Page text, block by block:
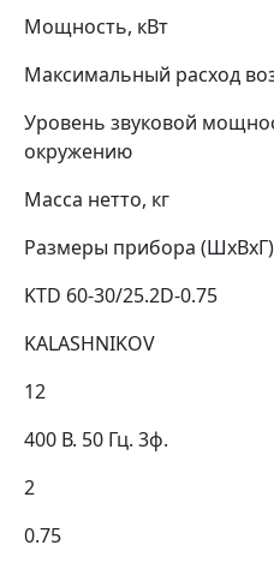
Мощность, кВт
Максимальный расход
Уровень звуковой
окружению
Масса нетто, кг
Размеры прибора
KTD 60-30/25.2D-0.75
KALASHNIKOV
12
400 В. 50 Гц. 3ф.
2
0.75